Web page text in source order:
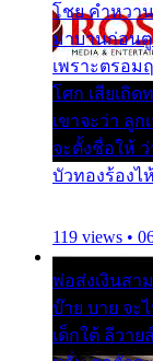
โชย คำหวา
มาบานก่อน
เพราะตรอม
โศก เสียเถิด
เขาจะว่า ลูก
จะตั้งชื่อให้
บัวทองร้องไ
119 views •
พ่อส่งเงินสา
บ๊าย บาย จะ
เด็กใต้ ลีวาย